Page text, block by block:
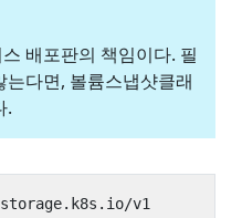
배포판의 책임이다. 필
는다면, 볼륨스냅샷클래
.
v1